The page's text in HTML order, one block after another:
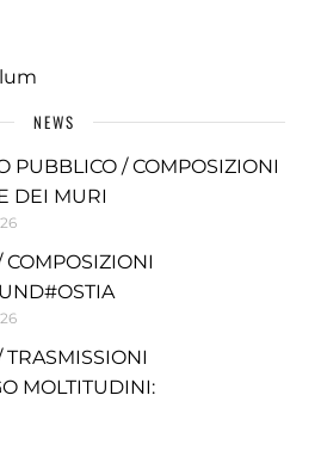
NEWS
PUBBLICO / COMPOSIZIONI
DEI MURI
COMPOSIZIONI
TRASMISSIONI
MOLTITUDINI: